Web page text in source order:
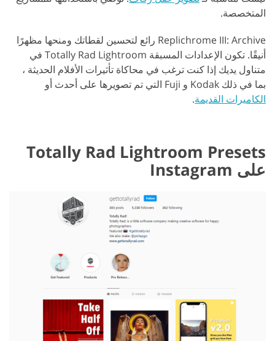
المتخصصة.
Replichrome III: Archive رائع لتحسين لقطاتك ومنحها مظهرًا
أنيقًا. تكون الإعدادات المسبقة Totally Rad Lightroom في
متناول يديك إذا كنت ترغب في محاكاة تأثيرات الأفلام الحديثة ،
بما في ذلك Kodak و Fuji التي تم تصويرها على أحدث أو
الكاميرات القديمة.
Totally Rad Lightroom Presets
على Instagram